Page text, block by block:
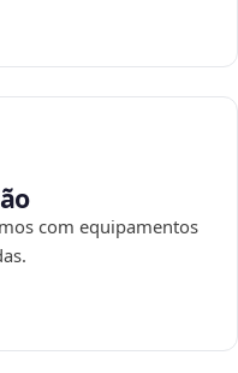
com equipamentos